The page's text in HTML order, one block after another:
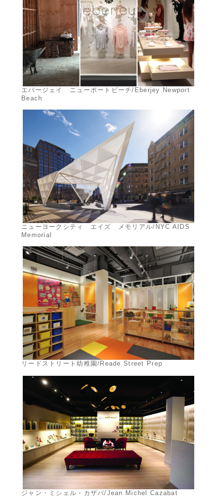
エバージェイ ニューポートビーチ/Eberjey Newport
Beach
ニューヨークシティ エイズ メモリアル/NYC AIDS
Memorial
リードストリート幼稚園/Reade Street Prep
ジャン・ミシェル・カザバ/Jean Michel Cazabat